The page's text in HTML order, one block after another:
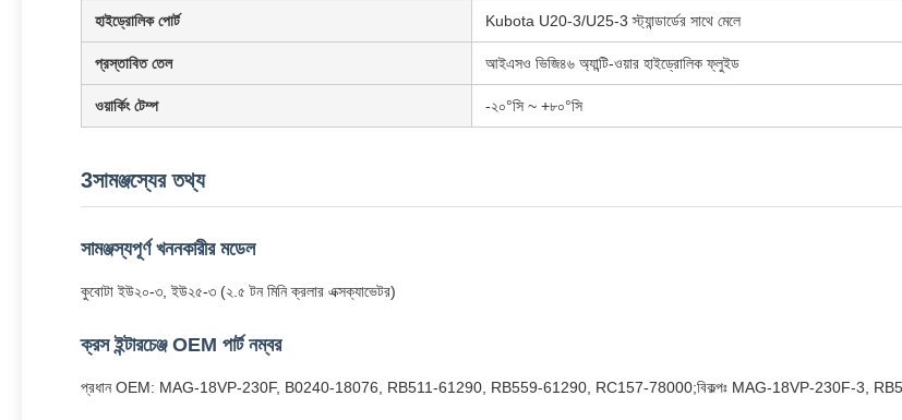
হাইড্রোলিক পোর্ট Kubota U20-3/U25-3 স্ট্যান্ডার্ডের সাথে মেলে
প্রস্তাবিত তেল আইএসও ভিজি৪৬ অ্যান্টি-ওয়ার হাইড্রোলিক ফ্লুইড
ওয়ার্কিং টেম্প -২০°সি ~ +৮০°সি
3সামঞ্জস্যের তথ্য
সামঞ্জস্যপূর্ণ খননকারীর মডেল
কুবোটা ইউ২০-৩, ইউ২৫-৩ (২.৫ টন মিনি ক্রলার এক্সক্যাভেটর)
ক্রস ইন্টারচেঞ্জ OEM পার্ট নম্বর
প্রধান OEM: MAG-18VP-230F, B0240-18076, RB511-61290, RB559-61290, RC157-78000;বিকল্পঃ MAG-18VP-230F-3,